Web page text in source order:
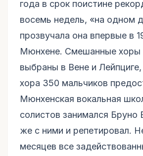
года в срок поистине
восемь недель, «на одном
прозвучала она впервые в
Мюнхене. Смешанные хоры
выбраны в Вене и
хора 350 мальчиков
Мюнхенская вокальная
солистов занимался Бруно
же с ними и репетировал.
месяцев все